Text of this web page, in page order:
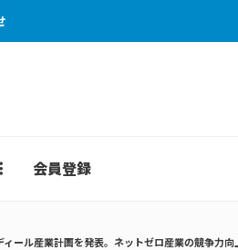
会員登録
ィール産業計画を発表。ネットゼロ産業の競争力